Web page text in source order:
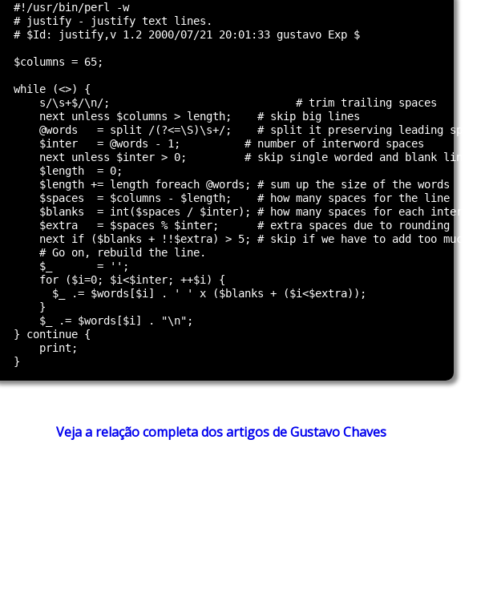
  #!/usr/bin/perl -w
  # justify - justify text lines.
  # $Id: justify,v 1.2 2000/07/21 20:01:33 gustavo Exp $
  $columns = 65;
  while (<>) {
      s/\s+$/\n/;			      # trim trailing spaces
      next unless $columns > length;    # skip big lines
      @words   = split /(?<=\S)\s+/;    # split it preserving leading spaces
      $inter   = @words - 1;	      # number of interword spaces
      next unless $inter > 0;	      # skip single worded and blank lines
      $length  = 0;
      $length += length foreach @words; # sum up the size of the words
      $spaces  = $columns - $length;    # how many spaces for the line
      $blanks  = int($spaces / $inter); # how many spaces for each interword
      $extra   = $spaces % $inter;      # extra spaces due to rounding
next if ($blanks + !!$extra) > 5; # skip if we have to add too much
      # Go on, rebuild the line.
      $_       = '';
      for ($i=0; $i<$inter; ++$i) {
      }
      $_ .= $words[$i] . "\n";
  } continue {
      print;
Veja a relação completa dos artigos de Gustavo Chaves